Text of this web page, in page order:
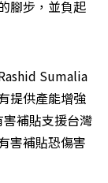
腳步，並負起
Sumalia
提供產能增強
補貼支援台灣
害補貼恐傷害